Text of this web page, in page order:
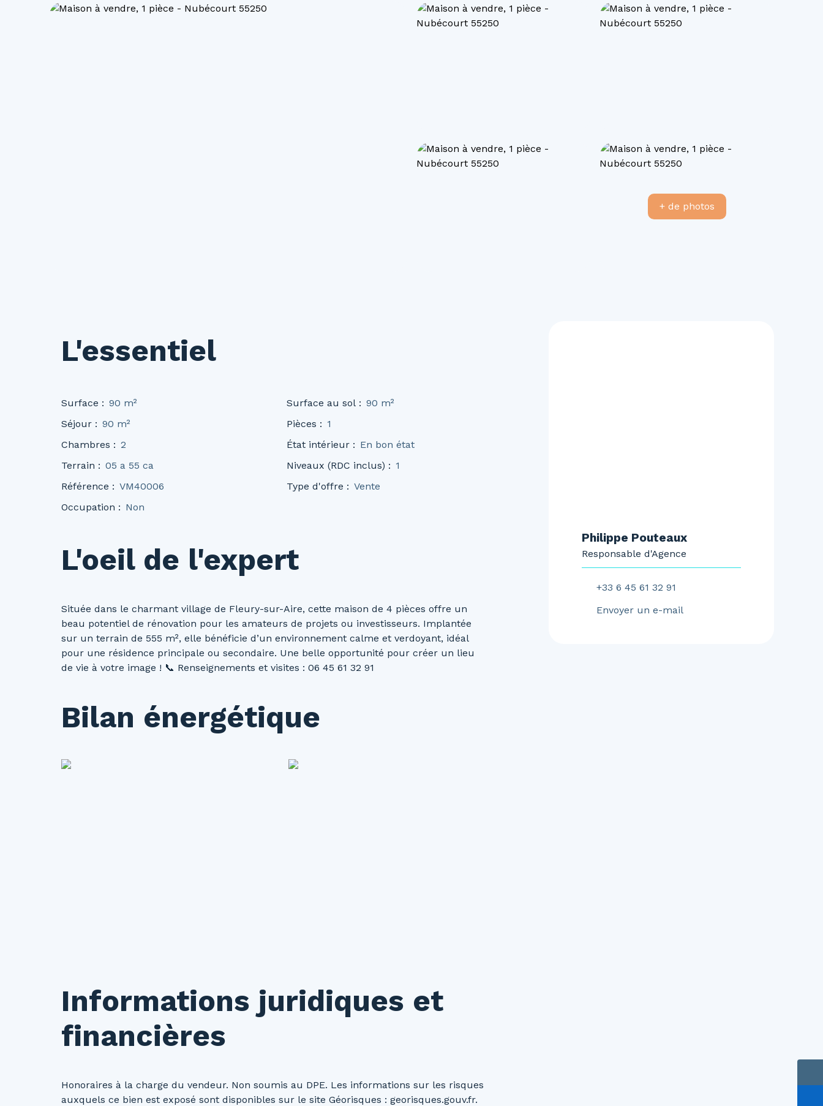
+ de photos
L'essentiel
Surface : 90 m² Surface au sol : 90 m²
Séjour : 90 m² Pièces : 1
Chambres : 2 État intérieur : En bon état
Terrain : 05 a 55 ca Niveaux (RDC inclus) : 1
Référence : VM40006 Type d'offre : Vente
Occupation : Non
L'oeil de l'expert
Située dans le charmant village de Fleury-sur-Aire, cette maison de 4 pièces offre un
beau potentiel de rénovation pour les amateurs de projets ou investisseurs. Implantée
sur un terrain de 555 m², elle bénéficie d’un environnement calme et verdoyant, idéal
pour une résidence principale ou secondaire. Une belle opportunité pour créer un lieu
de vie à votre image ! 📞 Renseignements et visites : 06 45 61 32 91
Bilan énergétique
Informations juridiques et
financières
Honoraires à la charge du vendeur. Non soumis au DPE. Les informations sur les risques
auxquels ce bien est exposé sont disponibles sur le site Géorisques : georisques.gouv.fr.
Philippe Pouteaux
Responsable d'Agence
+33 6 45 61 32 91
Envoyer un e-mail